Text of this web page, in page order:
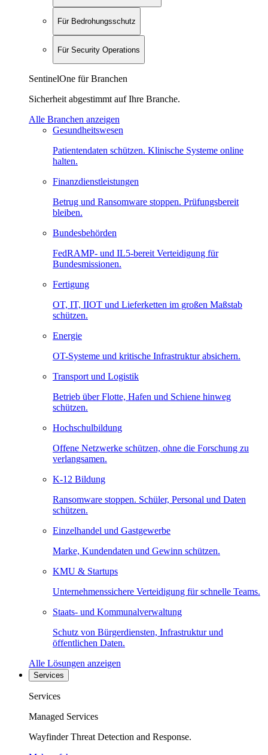
Für Bedrohungsschutz
Für Security Operations
SentinelOne für Branchen
Sicherheit abgestimmt auf Ihre Branche.
Alle Branchen anzeigen
Gesundheitswesen
Patientendaten schützen. Klinische Systeme online
halten.
Finanzdienstleistungen
Betrug und Ransomware stoppen. Prüfungsbereit
bleiben.
Bundesbehörden
FedRAMP- und IL5-bereit Verteidigung für
Bundesmissionen.
Fertigung
OT, IT, IIOT und Lieferketten im großen Maßstab
schützen.
Energie
OT-Systeme und kritische Infrastruktur absichern.
Transport und Logistik
Betrieb über Flotte, Hafen und Schiene hinweg
schützen.
Hochschulbildung
Offene Netzwerke schützen, ohne die Forschung zu
verlangsamen.
K-12 Bildung
Ransomware stoppen. Schüler, Personal und Daten
schützen.
Einzelhandel und Gastgewerbe
Marke, Kundendaten und Gewinn schützen.
KMU & Startups
Unternehmenssichere Verteidigung für schnelle Teams.
Staats- und Kommunalverwaltung
Schutz von Bürgerdiensten, Infrastruktur und
öffentlichen Daten.
Alle Lösungen anzeigen
Services
Services
Managed Services
Wayfinder Threat Detection and Response.